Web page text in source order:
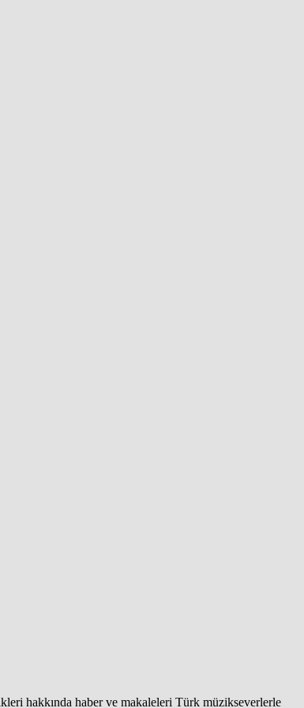
hakkında haber ve makaleleri Türk müzikseverlerle